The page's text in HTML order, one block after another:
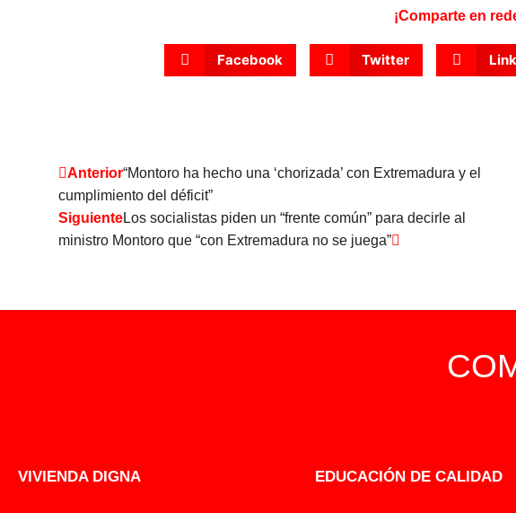
¡Comparte en
Facebook Twitter
Anterior“Montoro ha hecho una ‘chorizada’ con Extremadura y el
cumplimiento del déficit”
SiguienteLos socialistas piden un “frente común” para decirle al
ministro Montoro que “con Extremadura no se juega”
VIVIENDA DIGNA EDUCACIÓN DE CALIDAD